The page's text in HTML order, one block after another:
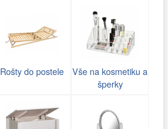
Rošty do postele
Vše na kosmetiku a
šperky